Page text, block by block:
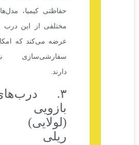
حفاظتی کیمیا، مدل‌های
مختلفی از این درب را
عرضه می‌کند که امکان
سفارشی‌سازی نیز
۳. درب‌های
(لولایی) و